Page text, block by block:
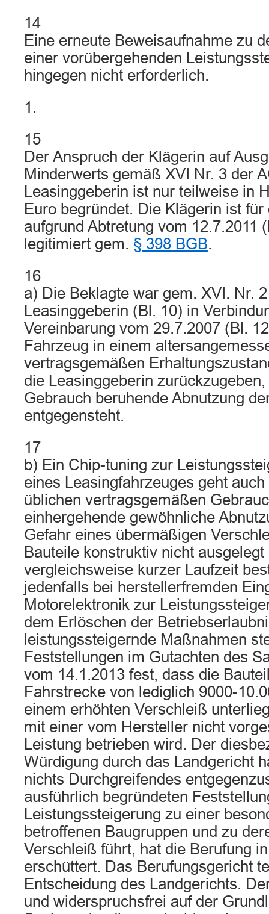
14
Eine erneute Beweisaufnahme zu
einer vorübergehenden
hingegen nicht erforderlich.
1.
15
Der Anspruch der Klägerin auf
Minderwerts gemäß XVI Nr. 3 der
Leasinggeberin ist nur teilweise in
Euro begründet. Die Klägerin ist für
aufgrund Abtretung vom 12.7.2011
legitimiert gem. § 398 BGB.
16
a) Die Beklagte war gem. XVI. Nr.
Leasinggeberin (Bl. 10) in
Vereinbarung vom 29.7.2007 (Bl.
Fahrzeug in einem
vertragsgemäßen
die Leasinggeberin
Gebrauch beruhende Abnutzung
entgegensteht.
17
b) Ein Chip-tuning zur
eines Leasingfahrzeuges geht
üblichen vertragsgemäßen
einhergehende gewöhnliche
Gefahr eines übermäßigen
Bauteile konstruktiv nicht
vergleichsweise kurzer Laufzeit
jedenfalls bei herstellerfremden
Motorelektronik zur
dem Erlöschen der
leistungssteigernde Maßnahmen
Feststellungen im Gutachten des
vom 14.1.2013 fest, dass die
Fahrstrecke von lediglich 9000-
einem erhöhten Verschleiß
mit einer vom Hersteller nicht
Leistung betrieben wird. Der
Würdigung durch das Landgericht
nichts Durchgreifendes
ausführlich begründeten
Leistungssteigerung zu einer
betroffenen Baugruppen und zu
Verschleiß führt, hat die Berufung
erschüttert. Das Berufungsgericht
Entscheidung des Landgerichts.
und widerspruchsfrei auf der